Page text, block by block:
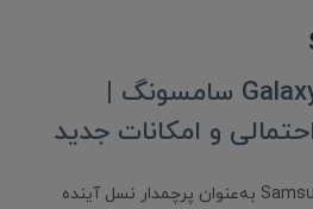
معرفی Galaxy S26 Ultra سامسونگ |
و امکانات جدید
گوشی Samsung Galaxy S26 Ultra به‌عنوان پرچمدار نسل آینده